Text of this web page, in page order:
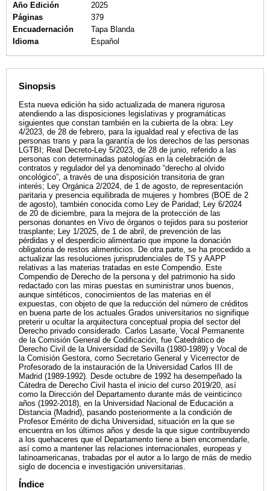
Año Edición
2025
Páginas
379
Encuadernación
Tapa Blanda
Idioma
Español
Sinopsis
Esta nueva edición ha sido actualizada de manera rigurosa
atendiendo a las disposiciones legislativas y programáticas
siguientes que constan también en la cubierta de la obra: Ley
4/2023, de 28 de febrero, para la igualdad real y efectiva de las
personas trans y para la garantía de los derechos de las personas
LGTBI; Real Decreto-Ley 5/2023, de 28 de junio, referido a las
personas con determinadas patologías en la celebración de
contratos y regulador del ya denominado “derecho al olvido
oncológico”, a través de una disposición transitoria de gran
interés; Ley Orgánica 2/2024, de 1 de agosto, de representación
paritaria y presencia equilibrada de mujeres y hombres (BOE de 2
de agosto), también conocida como Ley de Paridad; Ley 6/2024
de 20 de diciembre, para la mejora de la protección de las
personas donantes en Vivo de órganos o tejidos para su posterior
trasplante; Ley 1/2025, de 1 de abril, de prevención de las
pérdidas y el desperdicio alimentario que impone la donación
obligatoria de restos alimenticios. De otra parte, se ha procedido a
actualizar las resoluciones jurisprudenciales de TS y AAPP
relativas a las materias tratadas en este Compendio. Este
Compendio de Derecho de la persona y del patrimonio ha sido
redactado con las miras puestas en suministrar unos buenos,
aunque sintéticos, conocimientos de las materias en él
expuestas, con objeto de que la reducción del número de créditos
en buena parte de los actuales Grados universitarios no signifique
preterir u ocultar la arquitectura conceptual propia del sector del
Derecho privado considerado. Carlos Lasarte, Vocal Permanente
de la Comisión General de Codificación, fue Catedrático de
Derecho Civil de la Universidad de Sevilla (1980-1989) y Vocal de
la Comisión Gestora, como Secretario General y Vicerrector de
Profesorado de la instauración de la Universidad Carlos III de
Madrid (1989-1992). Desde octubre de 1992 ha desempeñado la
Cátedra de Derecho Civil hasta el inicio del curso 2019/20, así
como la Dirección del Departamento durante más de veinticinco
años (1992-2018), en la Universidad Nacional de Educación a
Distancia (Madrid), pasando posteriormente a la condición de
Profesor Emérito de dicha Universidad, situación en la que se
encuentra en los últimos años y desde la que sigue contribuyendo
a los quehaceres que el Departamento tiene a bien encomendarle,
así como a mantener las relaciones internacionales, europeas y
latinoamericanas, trabadas por el autor a lo largo de más de medio
siglo de docencia e investigación universitarias.
Índice